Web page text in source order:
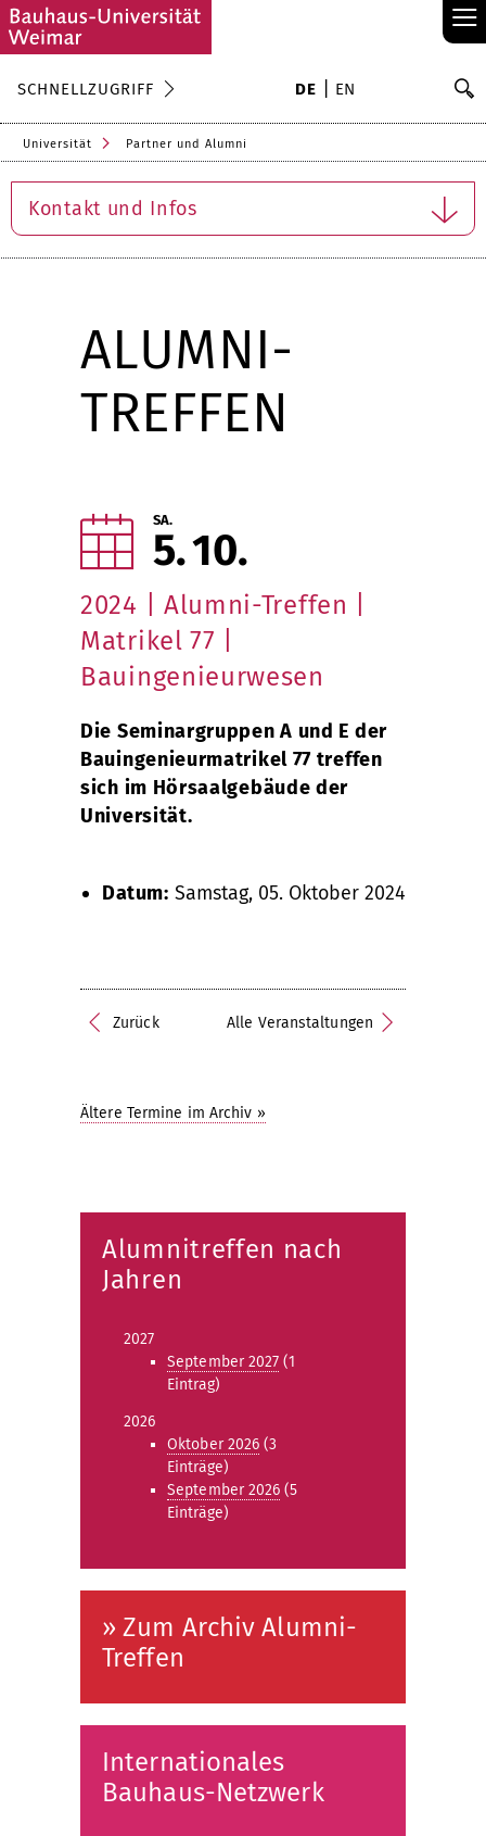
≡
SCHNELLZUGRIFF DE EN
Universität Partner und Alumni
Kontakt und Infos
ALUMNI-
TREFFEN
SA.
5 10
2024 | Alumni-Treffen |
Matrikel 77 |
Bauingenieurwesen
Die Seminargruppen A und E der
Bauingenieurmatrikel 77 treffen
sich im Hörsaalgebäude der
Universität.
Datum: Samstag, 05. Oktober 2024
Zurück Alle Veranstaltungen
Ältere Termine im Archiv »
Alumnitreffen nach
Jahren
2027
September 2027 (1
Eintrag)
2026
Oktober 2026 (3
Einträge)
September 2026 (5
Einträge)
» Zum Archiv Alumni-
Treffen
Internationales
Bauhaus-Netzwerk